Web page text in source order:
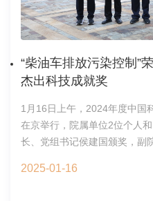
“柴油车排放污染控制”
杰出科技成就奖
1月16日上午，2024年度中国
在京举行，院属单位2位个人
长、党组书记侯建国颁奖，副
的“柴油车排放污染控制”获得
2025-01-16